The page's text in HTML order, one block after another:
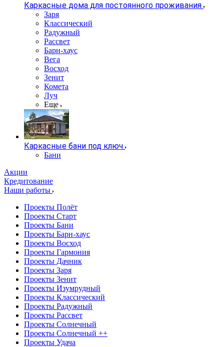
Каркасные дома для постоянного проживания
Заря
Классический
Радужный
Рассвет
Барн-хаус
Вега
Восход
Зенит
Комета
Луч
Еще
Каркасные бани под ключ
Бани
Акции
Кредитование
Наши работы
Проекты Полёт
Проекты Старт
Проекты Бани
Проекты Барн-хаус
Проекты Восход
Проекты Гармония
Проекты Дачник
Проекты Заря
Проекты Зенит
Проекты Изумрудный
Проекты Классический
Проекты Радужный
Проекты Рассвет
Проекты Солнечный
Проекты Солнечный ++
Проекты Удача